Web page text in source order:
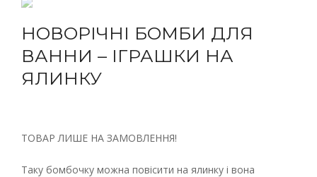
НОВОРІЧНІ БОМБИ ДЛЯ
ВАННИ – ІГРАШКИ НА
ЯЛИНКУ
ТОВАР ЛИШЕ НА ЗАМОВЛЕННЯ!
Таку бомбочку можна повісити на ялинку і вона